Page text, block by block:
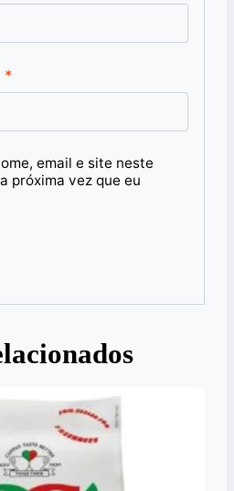
*
email e site neste
próxima vez que eu